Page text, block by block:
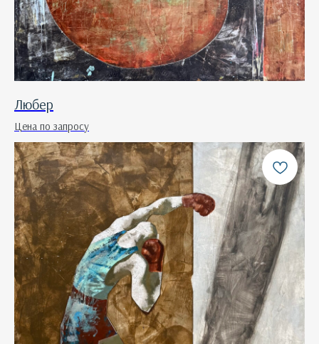
Любер
Цена по запросу